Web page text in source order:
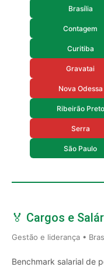
Brasília
Contagem
Curitiba
Gravatai
Nova Odessa
Ribeirão Preto
Serra
São Paulo
🏅 Cargos e
Gestão e liderança •
Benchmark salarial de